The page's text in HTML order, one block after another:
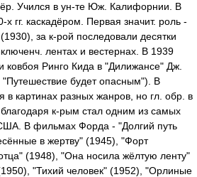
Учился в ун-те Юж. Калифорнии. В
х гг. каскадёром. Первая значит. роль -
за к-рой последовали десятки
лентах и вестернах. В 1939
ковбоя Ринго Кида в "Дилижансе" Дж.
будет опасным"). В
картинах разных жанров, но гл. обр. в
к-рым стал одним из самых
В фильмах Форда - "Долгий путь
в жертву" (1945), "Форт
(1948), "Она носила жёлтую ленту"
"Тихий человек" (1952), "Орлиные